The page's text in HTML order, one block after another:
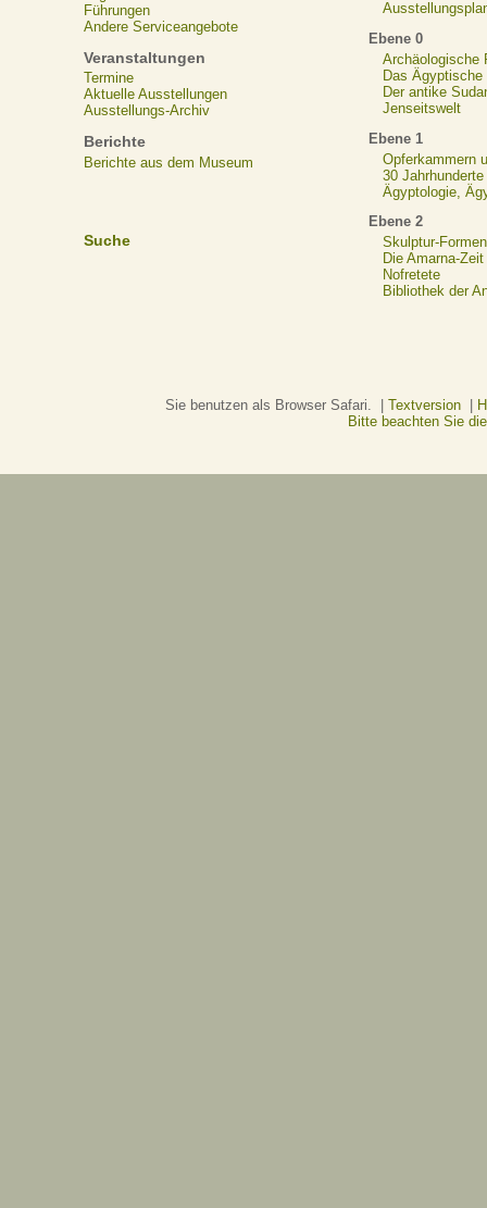
Führungen
Andere Serviceangebote
Veranstaltungen
Termine
Aktuelle Ausstellungen
Ausstellungs-Archiv
Berichte
Berichte aus dem Museum
Suche
Ebene 0
Archäologische
Das Ägyptische
Der antike
Jenseitswelt
Ebene 1
Opferkammern
30
Ägyptologie,
Ebene 2
Skulptur-Formen
Die Amarna-Zeit
Nofretete
Bibliothek der
Sie benutzen als Browser Safari. | Textversion|
Bitte beachten Sie